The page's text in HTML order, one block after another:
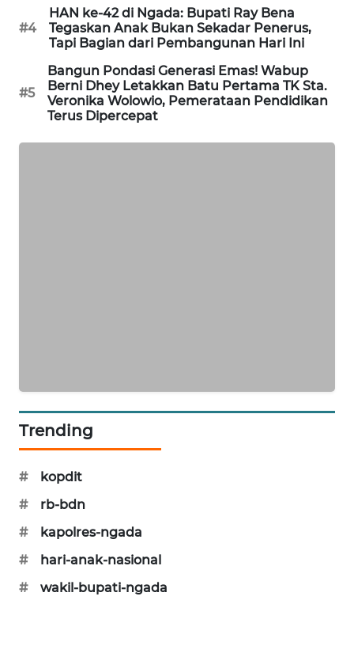
#4
HAN ke-42 di Ngada: Bupati Ray Bena
Tegaskan Anak Bukan Sekadar Penerus,
Tapi Bagian dari Pembangunan Hari Ini
#5
Bangun Pondasi Generasi Emas! Wabup
Berni Dhey Letakkan Batu Pertama TK Sta.
Veronika Wolowio, Pemerataan Pendidikan
Terus Dipercepat
Trending
#
kopdit
#
rb-bdn
#
kapolres-ngada
#
hari-anak-nasional
#
wakil-bupati-ngada
KOPEKLIN
PORTAL
KONSUMEN
FORWAMKI
ALPERKLINAS
NEWS
SIANTAR
NEWS
METRO
MEDAN